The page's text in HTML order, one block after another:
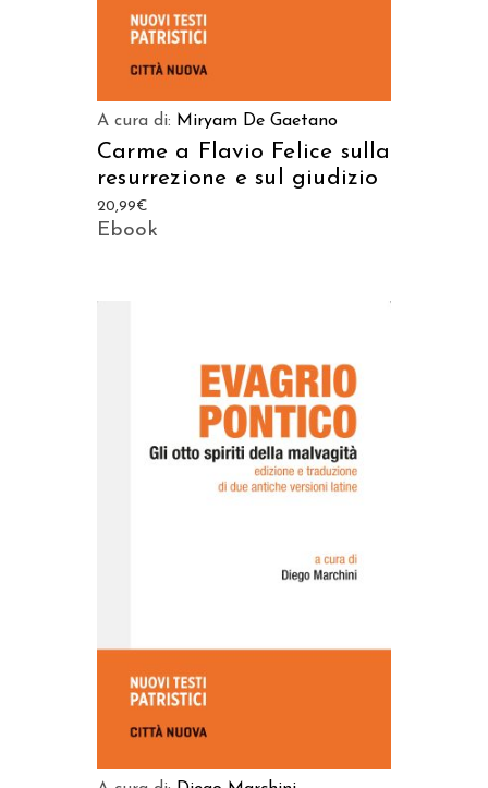
A cura di: Miryam De Gaetano
Carme a Flavio Felice sulla
resurrezione e sul giudizio
20,99€
Ebook